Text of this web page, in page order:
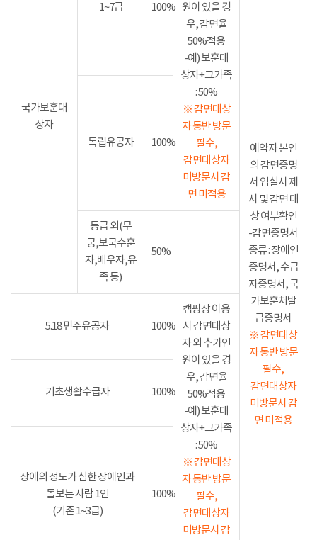
국가보훈대
상자
1~7급 100% 원이 있을 경
우, 감면율
50%적용
-예) 보훈대
상자+그가족
: 50%
※ 감면대상
자 동반 방문
필수,
감면대상자
미방문시 감
면 미적용
예약자 본인
의 감면증명
서 입실시 제
시 및 감면 대
상 여부확인
-감면증명서
종류 : 장애인
증명서, 수급
자증명서, 국
가보훈처발
급증명서
※ 감면대상
자 동반 방문
필수,
감면대상자
미방문시 감
면 미적용
독립유공자 100%
등급 외(무
궁,보국수훈
자,배우자,유
족 등)
50%
5.18 민주유공자 100%
캠핑장 이용
시 감면대상
자 외 추가인
원이 있을 경
우, 감면율
50%적용
-예) 보훈대
상자+그가족
: 50%
※ 감면대상
자 동반 방문
필수,
감면대상자
미방문시 감
기초생활수급자 100%
장애의 정도가 심한 장애인과
돌보는 사람 1인
(기존 1~3급)
100%